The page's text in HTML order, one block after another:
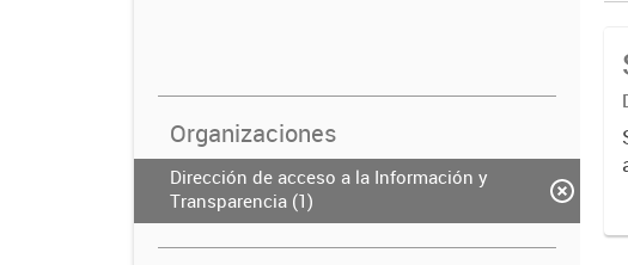
Organizaciones
Dirección de acceso a la Información y
Transparencia (1)